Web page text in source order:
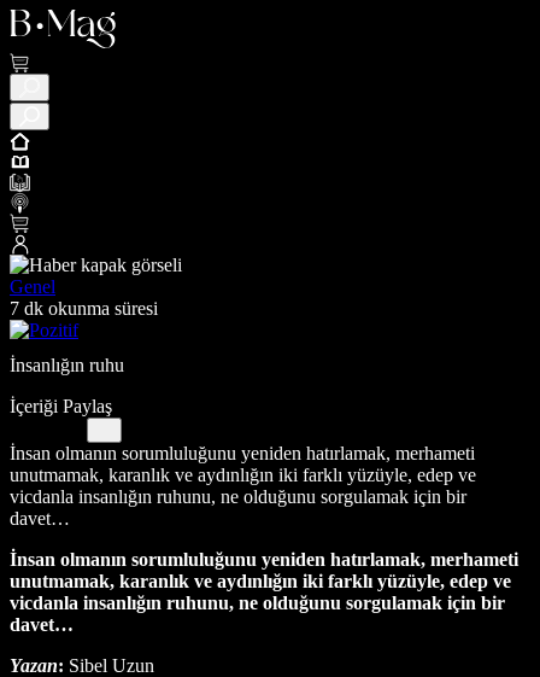
Genel
7 dk okunma süresi
İnsanlığın ruhu
İçeriği Paylaş
İnsan olmanın sorumluluğunu yeniden hatırlamak, merhameti
unutmamak, karanlık ve aydınlığın iki farklı yüzüyle, edep ve
vicdanla insanlığın ruhunu, ne olduğunu sorgulamak için bir
davet…
İnsan olmanın sorumluluğunu yeniden hatırlamak, merhameti
unutmamak, karanlık ve aydınlığın iki farklı yüzüyle, edep ve
vicdanla insanlığın ruhunu, ne olduğunu sorgulamak için bir
davet…
Yazan: Sibel Uzun